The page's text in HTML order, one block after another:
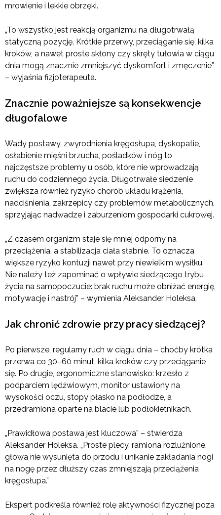
mrowienie i lekkie obrzęki.
„To wszystko jest reakcją organizmu na długotrwałą
statyczną pozycję. Krótkie przerwy, przeciąganie się, kilka
kroków, a nawet proste skłony czy skręty tułowia w ciągu
dnia mogą znacznie zmniejszyć dyskomfort i zmęczenie”
– wyjaśnia fizjoterapeuta.
Znacznie poważniejsze są konsekwencje
długofalowe
Wady postawy, zwyrodnienia kręgosłupa, dyskopatie,
osłabienie mięśni brzucha, pośladków i nóg to
najczęstsze problemy u osób, które nie wprowadzają
ruchu do codziennego życia. Długotrwałe siedzenie
zwiększa również ryzyko chorób układu krążenia,
nadciśnienia, zakrzepicy czy problemów metabolicznych,
sprzyjając nadwadze i zaburzeniom gospodarki cukrowej.
„Z czasem organizm staje się mniej odporny na
przeciążenia, a stabilizacja ciała słabnie. To oznacza
większe ryzyko kontuzji nawet przy niewielkim wysiłku.
Nie należy też zapominać o wpływie siedzącego trybu
życia na samopoczucie: brak ruchu może obniżać energię,
motywację i nastrój” – wymienia Aleksander Holeksa.
Jak chronić zdrowie przy pracy siedzącej?
Po pierwsze, regularny ruch w ciągu dnia – choćby krótka
przerwa co 30–60 minut, kilka kroków czy przeciąganie
się. Po drugie, ergonomiczne stanowisko: krzesło z
podparciem lędźwiowym, monitor ustawiony na
wysokości oczu, stopy płasko na podłodze, a
przedramiona oparte na blacie lub podłokietnikach.
„Prawidłowa postawa jest kluczowa” – stwierdza
Aleksander Holeksa. „Proste plecy, ramiona rozluźnione,
głowa nie wysunięta do przodu i unikanie zakładania nogi
na nogę przez dłuższy czas zmniejszają przeciążenia
kręgosłupa.”
Ekspert podkreśla również rolę aktywności fizycznej poza